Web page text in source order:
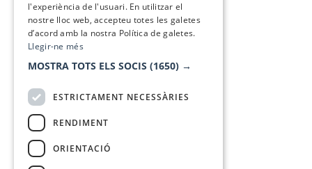
l'experiència de l'usuari. En utilitzar el
nostre lloc web, accepteu totes les galetes
d’acord amb la nostra Política de galetes.
Llegir-ne més
MOSTRA TOTS ELS SOCIS (1650) →
ESTRICTAMENT NECESSÀRIES
RENDIMENT
ORIENTACIÓ